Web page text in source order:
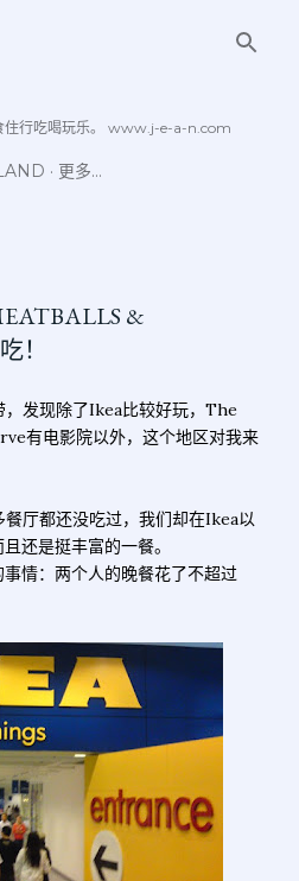
住行吃喝玩乐。 www.j-e-a-n.com
更多…
&
！
发现除了Ikea比较好玩，The
有电影院以外，这个地区对我来
厅都还没吃过，我们却在Ikea以
还是挺丰富的一餐。
情：两个人的晚餐花了不超过